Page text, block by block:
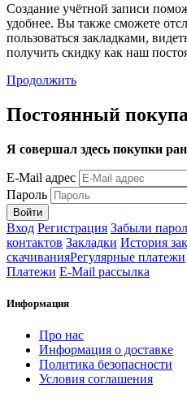
Создание учётной записи
удобнее. Вы также сможете
пользоваться закладками,
получить скидку как наш
Продолжить
Постоянный
Я совершал здесь покупки
E-Mail адрес
Пароль
Вход Регистрация Забыли
контактов Закладки История
скачиванияРегулярные платежи
Платежи E-Mail рассылка
Информация
Про нас
Информация о доставке
Политика безопасности
Условия соглашения